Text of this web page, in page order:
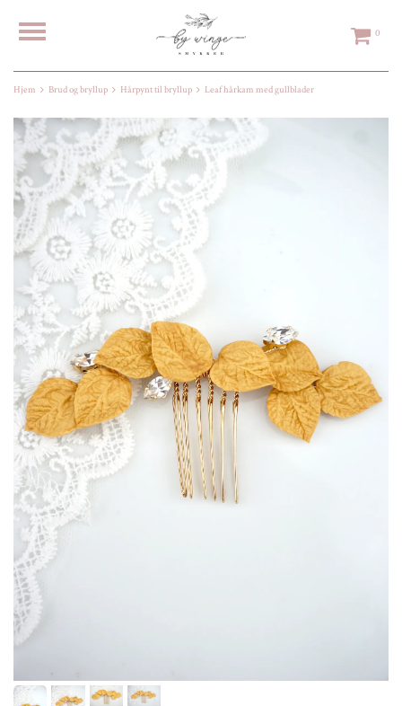
0
Hjem Brud og bryllup Hårpynt til bryllup Leaf hårkam med gullblader